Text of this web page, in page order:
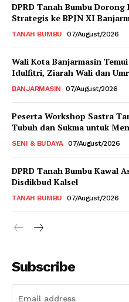
DPRD Tanah Bumbu
Strategis ke BPJN XI
TANAH BUMBU 07/August/2026
Wali Kota Banjarmasin
Idulfitri, Ziarah Wali dan
BANJARMASIN 07/August/2026
Peserta Workshop Sastra
Tubuh dan Sukma untuk
SENI & BUDAYA 07/August/2026
DPRD Tanah Bumbu Kawal
Disdikbud Kalsel
TANAH BUMBU 07/August/2026
Subscribe